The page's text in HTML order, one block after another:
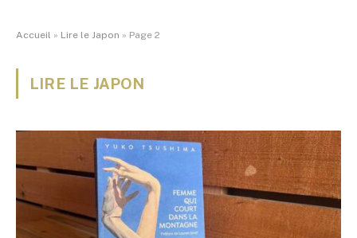
Accueil » Lire le Japon » Page 2
LIRE LE JAPON